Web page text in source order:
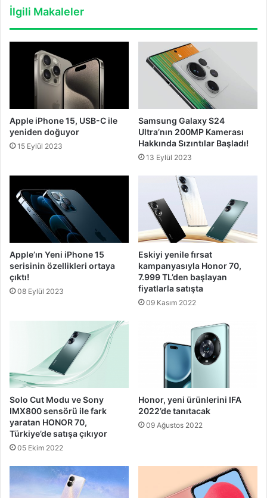
İlgili Makaleler
Apple iPhone 15, USB-C ile
yeniden doğuyor
15 Eylül 2023
Samsung Galaxy S24
Ultra’nın 200MP Kamerası
Hakkında Sızıntılar Başladı!
13 Eylül 2023
Apple’ın Yeni iPhone 15
serisinin özellikleri ortaya
çıktı!
08 Eylül 2023
Eskiyi yenile fırsat
kampanyasıyla Honor 70,
7.999 TL’den başlayan
fiyatlarla satışta
09 Kasım 2022
Solo Cut Modu ve Sony
IMX800 sensörü ile fark
yaratan HONOR 70,
Türkiye’de satışa çıkıyor
05 Ekim 2022
Honor, yeni ürünlerini IFA
2022’de tanıtacak
09 Ağustos 2022